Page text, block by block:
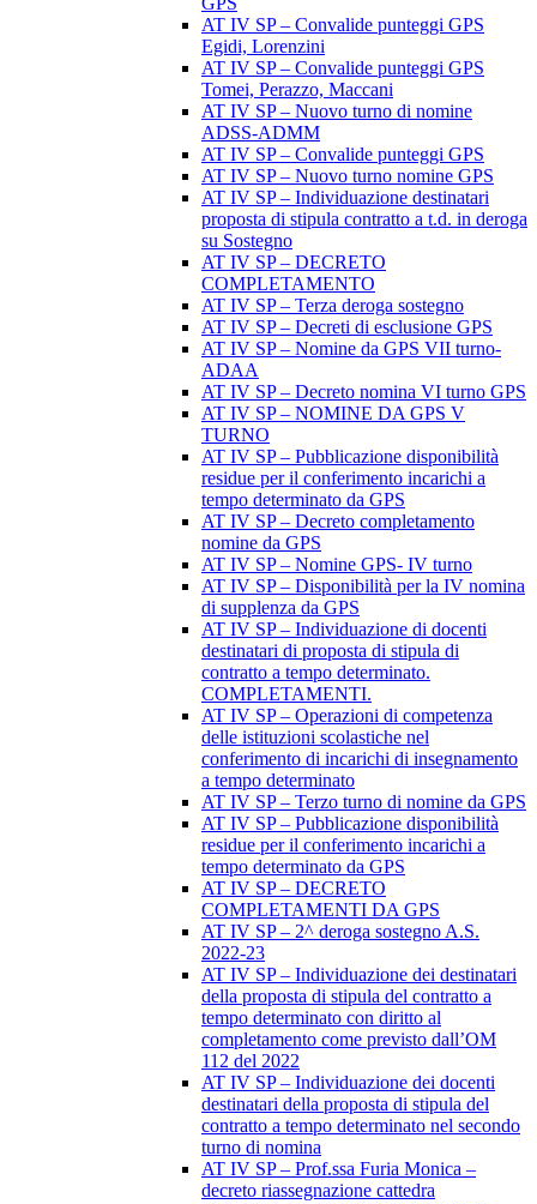
AT IV SP – Convalide punteggi GPS
Egidi, Lorenzini
AT IV SP – Convalide punteggi GPS
Tomei, Perazzo, Maccani
AT IV SP – Nuovo turno di nomine
ADSS-ADMM
AT IV SP – Convalide punteggi GPS
AT IV SP – Nuovo turno nomine GPS
AT IV SP – Individuazione destinatari
proposta di stipula contratto a t.d. in deroga
su Sostegno
AT IV SP – DECRETO
COMPLETAMENTO
AT IV SP – Terza deroga sostegno
AT IV SP – Decreti di esclusione GPS
AT IV SP – Nomine da GPS VII turno-
ADAA
AT IV SP – Decreto nomina VI turno GPS
AT IV SP – NOMINE DA GPS V
TURNO
AT IV SP – Pubblicazione disponibilità
residue per il conferimento incarichi a
tempo determinato da GPS
AT IV SP – Decreto completamento
nomine da GPS
AT IV SP – Nomine GPS- IV turno
AT IV SP – Disponibilità per la IV nomina
di supplenza da GPS
AT IV SP – Individuazione di docenti
destinatari di proposta di stipula di
contratto a tempo determinato.
COMPLETAMENTI.
AT IV SP – Operazioni di competenza
delle istituzioni scolastiche nel
conferimento di incarichi di insegnamento
a tempo determinato
AT IV SP – Terzo turno di nomine da GPS
AT IV SP – Pubblicazione disponibilità
residue per il conferimento incarichi a
tempo determinato da GPS
AT IV SP – DECRETO
COMPLETAMENTI DA GPS
AT IV SP – 2^ deroga sostegno A.S.
2022-23
AT IV SP – Individuazione dei destinatari
della proposta di stipula del contratto a
tempo determinato con diritto al
completamento come previsto dall’OM
112 del 2022
AT IV SP – Individuazione dei docenti
destinatari della proposta di stipula del
contratto a tempo determinato nel secondo
turno di nomina
AT IV SP – Prof.ssa Furia Monica –
decreto riassegnazione cattedra